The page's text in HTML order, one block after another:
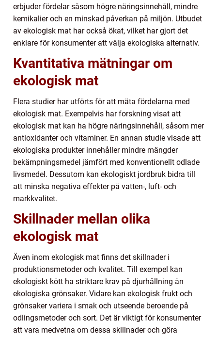
erbjuder fördelar såsom högre näringsinnehåll, mindre
kemikalier och en minskad påverkan på miljön. Utbudet
av ekologisk mat har också ökat, vilket har gjort det
enklare för konsumenter att välja ekologiska alternativ.
Kvantitativa mätningar om
ekologisk mat
Flera studier har utförts för att mäta fördelarna med
ekologisk mat. Exempelvis har forskning visat att
ekologisk mat kan ha högre näringsinnehåll, såsom mer
antioxidanter och vitaminer. En annan studie visade att
ekologiska produkter innehåller mindre mängder
bekämpningsmedel jämfört med konventionellt odlade
livsmedel. Dessutom kan ekologiskt jordbruk bidra till
att minska negativa effekter på vatten-, luft- och
markkvalitet.
Skillnader mellan olika
ekologisk mat
Även inom ekologisk mat finns det skillnader i
produktionsmetoder och kvalitet. Till exempel kan
ekologiskt kött ha striktare krav på djurhållning än
ekologiska grönsaker. Vidare kan ekologisk frukt och
grönsaker variera i smak och utseende beroende på
odlingsmetoder och sort. Det är viktigt för konsumenter
att vara medvetna om dessa skillnader och göra